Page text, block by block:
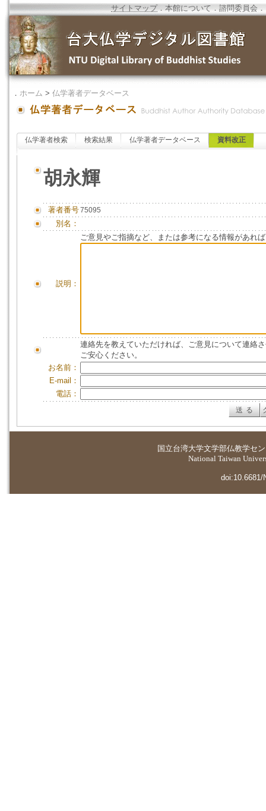
サイトマップ．本館について ．諮問委員会 ．
． ホーム > 仏学著者データベース
仏学著者検索 検索結果 仏学著者データベース 資料改正
胡永輝
著者番号75095
別名：
説明：
ご意見やご指摘など、または参考になる情報があれ
連絡先を教えていただければ、ご意見について連絡
ご安心ください。
お名前：
E-mail：
電話：
国立台湾大学文学部仏教学セ
National Taiwan
doi:10.6681/